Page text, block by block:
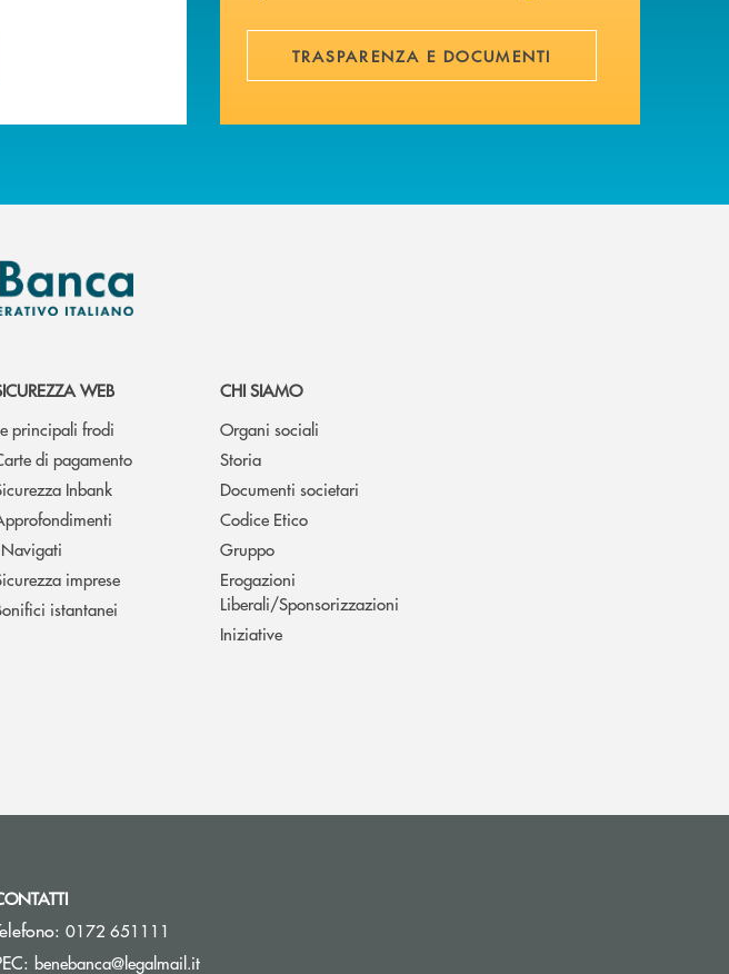
TRASPARENZA E DOCUMENTI
WEB
principali frodi
di pagamento
Inbank
imprese
istantanei
CHI SIAMO
Organi sociali
Storia
Documenti societari
Codice Etico
Gruppo
Erogazioni
Liberali/Sponsorizzazioni
Iniziative
finestra0172 651111
benebanca@legalmail.it(si apre l’app di posta elettronica)